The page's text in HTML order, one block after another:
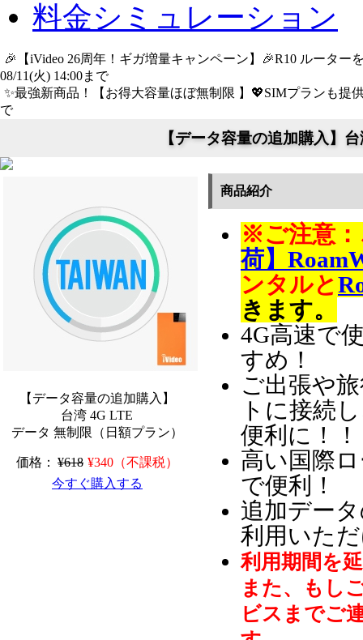
料金シミュレーション
🎉【iVideo 26周年！ギガ増量キャンペーン】🎉R10 ルータ
08/11(火) 14:00まで
✨️最強新商品！【お得大容量ほぼ無制限 】💖SIMプランも提
で
【データ容量の追加購入】
【データ容量の追加購入】
台湾 4G LTE
データ 無制限（日額プラン）
価格： ¥618 ¥340（不課税）
今すぐ購入する
商品紹介
※ご注意：
荷】
ンタルと
きます。
4G高速で
すめ！
ご出張や
トに接続
便利に！！
高い国際
で便利！
追加デー
利用いた
利用期間を
また、もし
ビスまでご